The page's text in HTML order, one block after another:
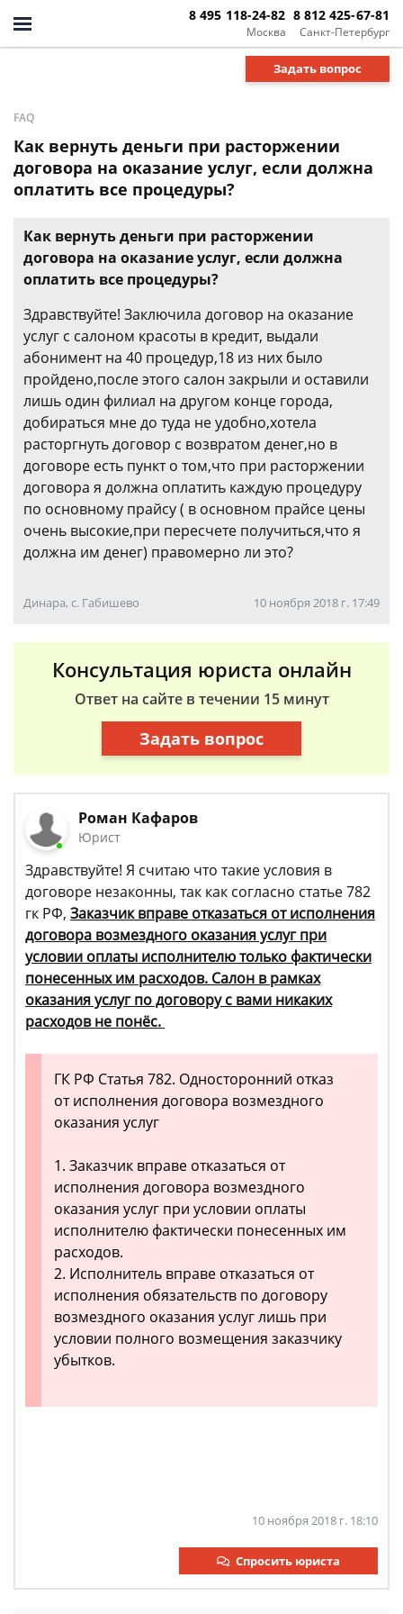
Москва
8 495 118-24-82
Санкт-Петербург
8 812 425-67-81
Задать вопрос
FAQ
Как вернуть деньги при расторжении
договора на оказание услуг, если должна
оплатить все процедуры?
Как вернуть деньги при расторжении
договора на оказание услуг, если должна
оплатить все процедуры?
Здравствуйте! Заключила договор на оказание
услуг с салоном красоты в кредит, выдали
абонимент на 40 процедур,18 из них было
пройдено,после этого салон закрыли и оставили
лишь один филиал на другом конце города,
добираться мне до туда не удобно,хотела
расторгнуть договор с возвратом денег,но в
договоре есть пункт о том,что при расторжении
договора я должна оплатить каждую процедуру
по основному прайсу ( в основном прайсе цены
очень высокие,при пересчете получиться,что я
должна им денег) правомерно ли это?
Динара, с. Габишево 10 ноября 2018 г. 17:49
Консультация юриста онлайн
Ответ на сайте в течении 15 минут
Задать вопрос
Роман Кафаров
Юрист
Здравствуйте! Я считаю что такие условия в
договоре незаконны, так как согласно статье 782
гк РФ, Заказчик вправе отказаться от исполнения
договора возмездного оказания услуг при
условии оплаты исполнителю только фактически
понесенных им расходов. Салон в рамках
оказания услуг по договору с вами никаких
расходов не понёс.
ГК РФ Статья 782. Односторонний отказ
от исполнения договора возмездного
оказания услуг
1. Заказчик вправе отказаться от
исполнения договора возмездного
оказания услуг при условии оплаты
исполнителю фактически понесенных им
расходов.
2. Исполнитель вправе отказаться от
исполнения обязательств по договору
возмездного оказания услуг лишь при
условии полного возмещения заказчику
убытков.
10 ноября 2018 г. 18:10
Спросить юриста